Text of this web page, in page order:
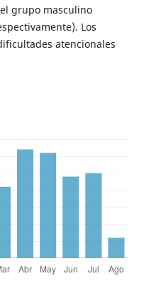
grupo masculino
Los
atencionales